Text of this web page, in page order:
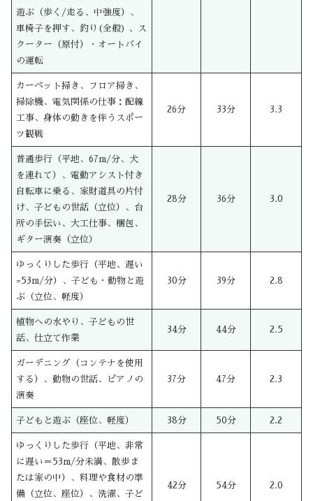
遊ぶ（歩く/走る、中強度）、
車椅子を押す、釣り(全般) 、ス
クーター（原付）・オートバイ
の運転
カーペット掃き、フロア掃き、
掃除機、電気関係の仕事：配線
工事、身体の動きを伴うスポー
ツ観戦
26分 33分 3.3
普通歩行（平地、67m/分、犬
を連れて）、電動アシスト付き
自転車に乗る、家財道具の片付
け、子どもの世話（立位）、台
所の手伝い、大工仕事、梱包、
ギター演奏（立位）
28分 36分 3.0
ゆっくりした歩行（平地、遅い
=53m/分）、子ども・動物と遊
ぶ（立位、軽度）
30分 39分 2.8
植物への水やり、子どもの世
話、仕立て作業
34分 44分 2.5
ガーデニング（コンテナを使用
する）、動物の世話、ピアノの
演奏
37分 47分 2.3
子どもと遊ぶ（座位、軽度） 38分 50分 2.2
ゆっくりした歩行（平地、非常
に遅い＝53m/分未満、散歩ま
たは家の中）、料理や食材の準
備（立位、座位）、洗濯、子ど
42分 54分 2.0